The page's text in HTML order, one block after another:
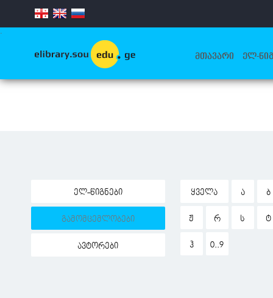
.
ᲛᲗᲐᲕᲐᲠᲘ ᲔᲚ-
ელ-წიგნები
გამომცემლობები
ავტორები
ᲧᲕᲔᲚᲐ Ა Ბ
Ჟ Რ Ს Ტ
Ჰ 0..9